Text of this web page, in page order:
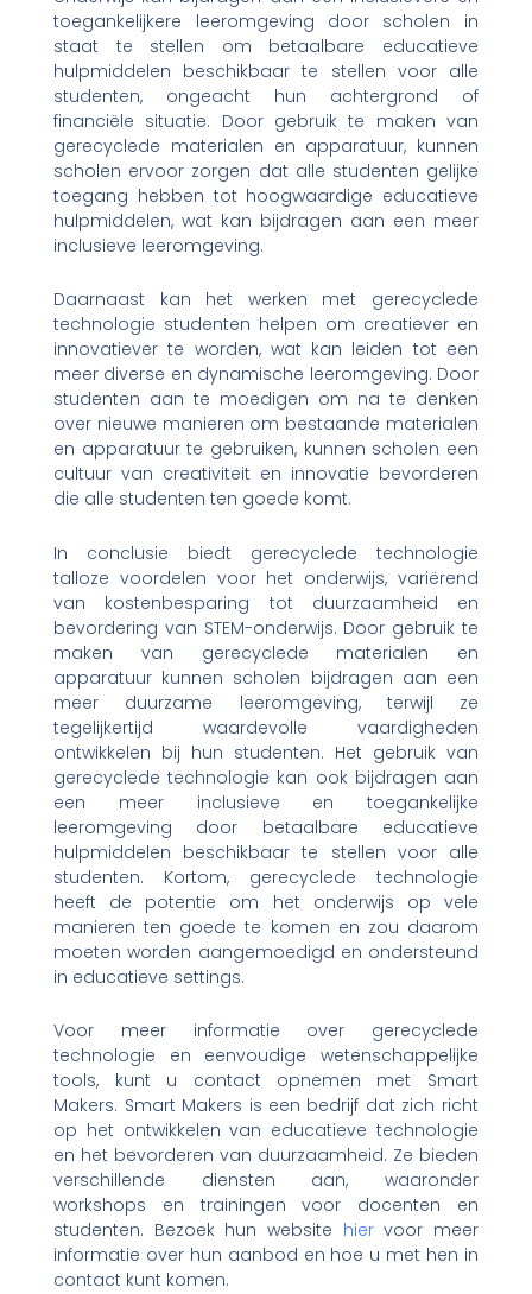
toegankelijkere leeromgeving door scholen in
staat te stellen om betaalbare educatieve
hulpmiddelen beschikbaar te stellen voor alle
studenten, ongeacht hun achtergrond of
financiële situatie. Door gebruik te maken van
gerecyclede materialen en apparatuur, kunnen
scholen ervoor zorgen dat alle studenten gelijke
toegang hebben tot hoogwaardige educatieve
hulpmiddelen, wat kan bijdragen aan een meer
inclusieve leeromgeving.
Daarnaast kan het werken met gerecyclede
technologie studenten helpen om creatiever en
innovatiever te worden, wat kan leiden tot een
meer diverse en dynamische leeromgeving. Door
studenten aan te moedigen om na te denken
over nieuwe manieren om bestaande materialen
en apparatuur te gebruiken, kunnen scholen een
cultuur van creativiteit en innovatie bevorderen
die alle studenten ten goede komt.
In conclusie biedt gerecyclede technologie
talloze voordelen voor het onderwijs, variërend
van kostenbesparing tot duurzaamheid en
bevordering van STEM-onderwijs. Door gebruik te
maken van gerecyclede materialen en
apparatuur kunnen scholen bijdragen aan een
meer duurzame leeromgeving, terwijl ze
tegelijkertijd waardevolle vaardigheden
ontwikkelen bij hun studenten. Het gebruik van
gerecyclede technologie kan ook bijdragen aan
een meer inclusieve en toegankelijke
leeromgeving door betaalbare educatieve
hulpmiddelen beschikbaar te stellen voor alle
studenten. Kortom, gerecyclede technologie
heeft de potentie om het onderwijs op vele
manieren ten goede te komen en zou daarom
moeten worden aangemoedigd en ondersteund
in educatieve settings.
Voor meer informatie over gerecyclede
technologie en eenvoudige wetenschappelijke
tools, kunt u contact opnemen met Smart
Makers. Smart Makers is een bedrijf dat zich richt
op het ontwikkelen van educatieve technologie
en het bevorderen van duurzaamheid. Ze bieden
verschillende diensten aan, waaronder
workshops en trainingen voor docenten en
studenten. Bezoek hun website hiervoor meer
informatie over hun aanbod en hoe u met hen in
contact kunt komen.